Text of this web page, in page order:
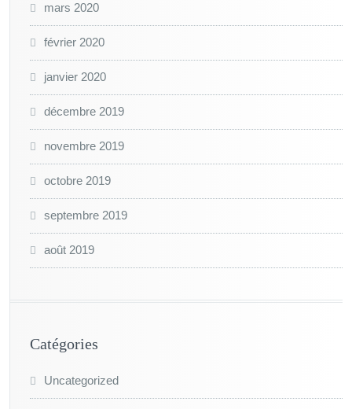
mars 2020
février 2020
janvier 2020
décembre 2019
novembre 2019
octobre 2019
septembre 2019
août 2019
Catégories
Uncategorized